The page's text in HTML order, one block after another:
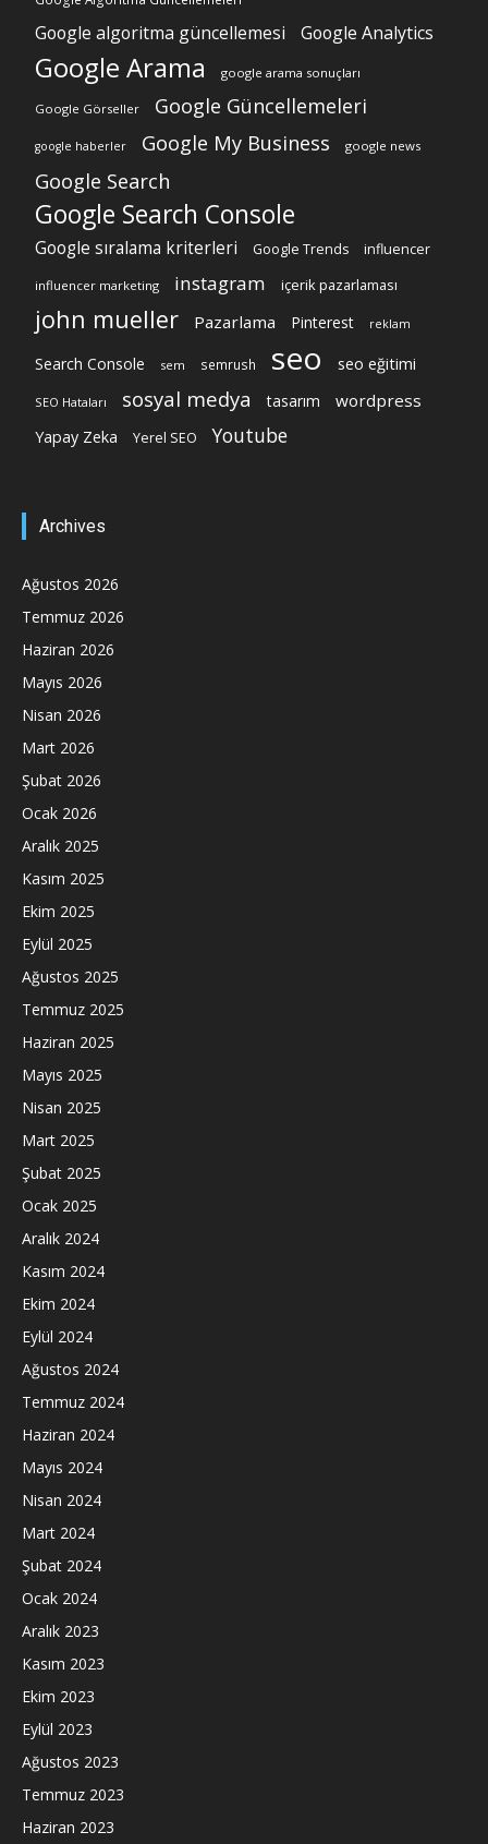
Google algoritma güncellemesi Google Analytics
Google Arama google arama sonuçları
Google Görseller Google Güncellemeleri
google haberler Google My Business google news
Google Search
Google Search Console
Google sıralama kriterleri Google Trends influencer
influencer marketing instagram içerik pazarlaması
john mueller Pazarlama Pinterest reklam
Search Console sem semrush seo seo eğitimi
SEO Hataları sosyal medya tasarım wordpress
Yapay Zeka Yerel SEO Youtube
Archives
Ağustos 2026
Temmuz 2026
Haziran 2026
Mayıs 2026
Nisan 2026
Mart 2026
Şubat 2026
Ocak 2026
Aralık 2025
Kasım 2025
Ekim 2025
Eylül 2025
Ağustos 2025
Temmuz 2025
Haziran 2025
Mayıs 2025
Nisan 2025
Mart 2025
Şubat 2025
Ocak 2025
Aralık 2024
Kasım 2024
Ekim 2024
Eylül 2024
Ağustos 2024
Temmuz 2024
Haziran 2024
Mayıs 2024
Nisan 2024
Mart 2024
Şubat 2024
Ocak 2024
Aralık 2023
Kasım 2023
Ekim 2023
Eylül 2023
Ağustos 2023
Temmuz 2023
Haziran 2023